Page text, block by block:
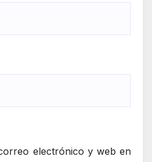
electrónico y web en